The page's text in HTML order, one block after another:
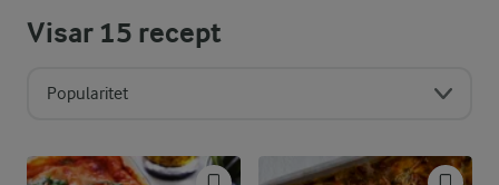
Visar15 recept
Popularitet